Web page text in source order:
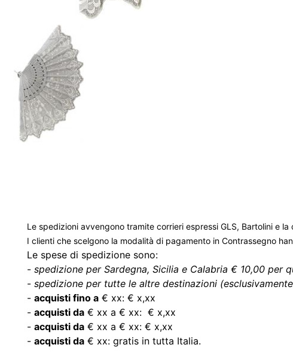
Le spedizioni avvengono tramite corrieri espressi GLS, Bartolini e
I clienti che scelgono la modalità di pagamento in Contrassegno
Le spese di spedizione sono:
- spedizione per Sardegna, Sicilia e Calabria € 10,00
- spedizione per tutte le altre destinazioni
- acquisti fino a € xx: € x,xx
- acquisti da € xx a € xx: € x,xx
- acquisti da € xx a € xx: € x,xx
- acquisti da € xx: gratis in tutta Italia.